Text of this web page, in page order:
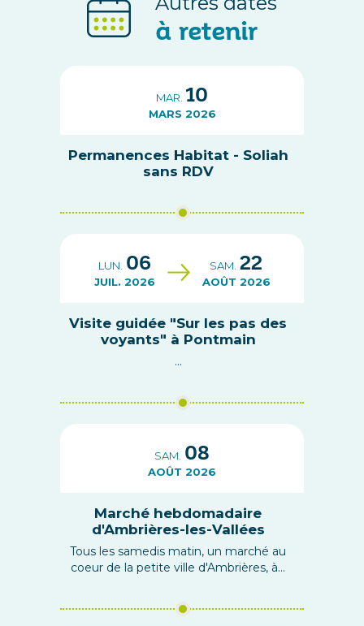
à retenir
MAR. 10
MARS 2026
Permanences Habitat - Soliah
sans RDV
LUN. 06
JUIL. 2026
SAM. 22
AOÛT 2026
Visite guidée "Sur les pas des
voyants" à Pontmain
...
SAM. 08
AOÛT 2026
Marché hebdomadaire
d'Ambrières-les-Vallées
Tous les samedis matin, un marché au
coeur de la petite ville d'Ambrières, à...